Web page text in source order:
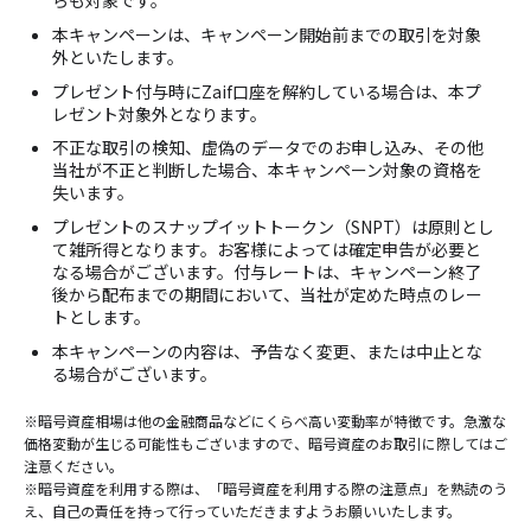
本キャンペーンは、キャンペーン開始前までの取引を対象
外といたします。
プレゼント付与時にZaif口座を解約している場合は、本プ
レゼント対象外となります。
不正な取引の検知、虚偽のデータでのお申し込み、その他
当社が不正と判断した場合、本キャンペーン対象の資格を
失います。
プレゼントのスナップイットトークン（SNPT）は原則とし
て雑所得となります。お客様によっては確定申告が必要と
なる場合がございます。付与レートは、キャンペーン終了
後から配布までの期間において、当社が定めた時点のレー
トとします。
本キャンペーンの内容は、予告なく変更、または中止とな
る場合がございます。
※暗号資産相場は他の金融商品などにくらべ高い変動率が特徴です。急激な
価格変動が生じる可能性もございますので、暗号資産のお取引に際してはご
注意ください。
※暗号資産を利用する際は、「暗号資産を利用する際の注意点」を熟読のう
え、自己の責任を持って行っていただきますようお願いいたします。